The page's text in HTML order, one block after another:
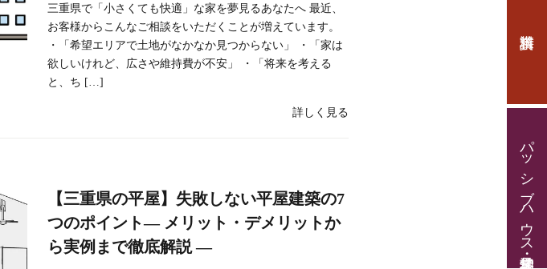
パッシブハウス見学・住宅相談
三重県で「小さくても快適」な家を夢見るあなたへ 最近、
お客様からこんなご相談をいただくことが増えています。
・「希望エリアで土地がなかなか見つからない」 ・「家は
欲しいけれど、広さや維持費が不安」 ・「将来を考える
と、ち […]
詳しく見る
【三重県の平屋】失敗しない平屋建築の7
つのポイント― メリット・デメリットか
ら実例まで徹底解説 ―